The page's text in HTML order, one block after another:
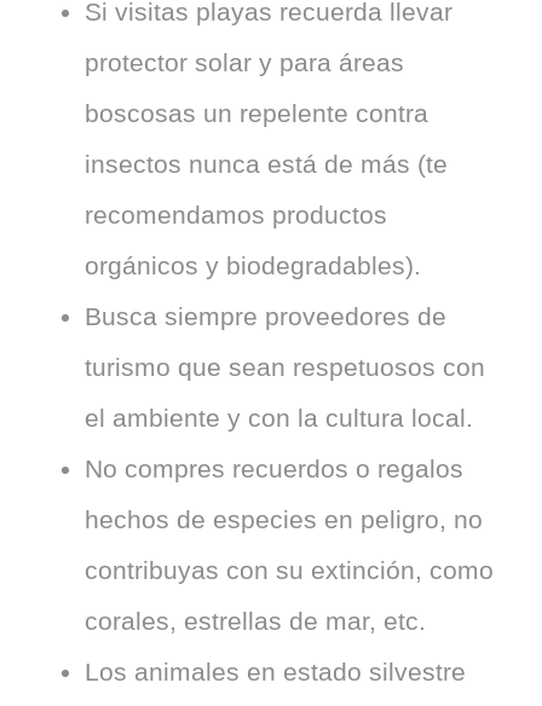
Si visitas playas recuerda llevar
protector solar y para áreas
boscosas un repelente contra
insectos nunca está de más (te
recomendamos productos
orgánicos y biodegradables).
Busca siempre proveedores de
turismo que sean respetuosos con
el ambiente y con la cultura local.
No compres recuerdos o regalos
hechos de especies en peligro, no
contribuyas con su extinción, como
corales, estrellas de mar, etc.
Los animales en estado silvestre